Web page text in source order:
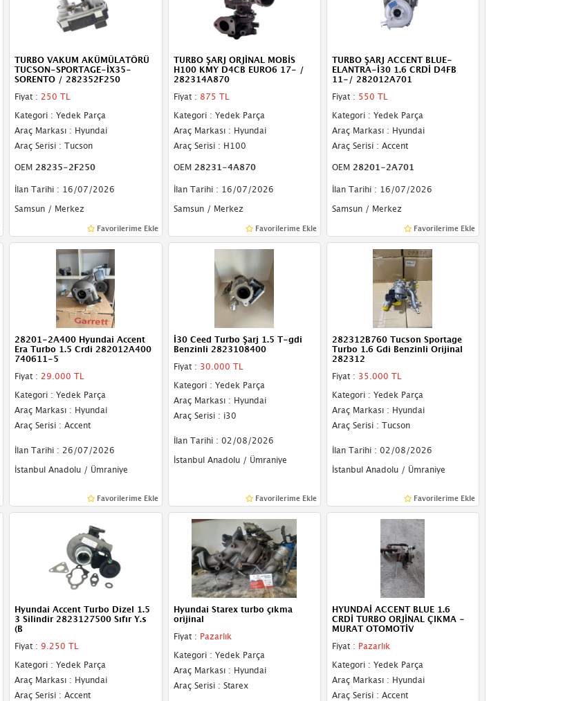
TURBO VAKUM AKÜMÜLATÖRÜ
TUCSON-SPORTAGE-İX35-
SORENTO / 282352F250
Fiyat : 250 TL
Kategori : Yedek Parça
Araç Markası : Hyundai
Araç Serisi : Tucson
OEM 28235-2F250
İlan Tarihi : 16/07/2026
Samsun / Merkez
Favorilerime Ekle
TURBO ŞARJ ORJİNAL MOBİS
H100 KMY D4CB EURO6 17- /
282314A870
Fiyat : 875 TL
Kategori : Yedek Parça
Araç Markası : Hyundai
Araç Serisi : H100
OEM 28231-4A870
İlan Tarihi : 16/07/2026
Samsun / Merkez
Favorilerime Ekle
TURBO ŞARJ ACCENT BLUE-
ELANTRA-İ30 1.6 CRDİ D4FB
11-/ 282012A701
Fiyat : 550 TL
Kategori : Yedek Parça
Araç Markası : Hyundai
Araç Serisi : Accent
OEM 28201-2A701
İlan Tarihi : 16/07/2026
Samsun / Merkez
Favorilerime Ekle
28201-2A400 Hyundai Accent
Era Turbo 1.5 Crdi 282012A400
740611-5
Fiyat : 29.000 TL
Kategori : Yedek Parça
Araç Markası : Hyundai
Araç Serisi : Accent
İlan Tarihi : 26/07/2026
İstanbul Anadolu / Ümraniye
Favorilerime Ekle
İ30 Ceed Turbo Şarj 1.5 T-gdi
Benzinli 2823108400
Fiyat : 30.000 TL
Kategori : Yedek Parça
Araç Markası : Hyundai
Araç Serisi : i30
İlan Tarihi : 02/08/2026
İstanbul Anadolu / Ümraniye
Favorilerime Ekle
282312B760 Tucson Sportage
Turbo 1.6 Gdi Benzinli Orijinal
282312
Fiyat : 35.000 TL
Kategori : Yedek Parça
Araç Markası : Hyundai
Araç Serisi : Tucson
İlan Tarihi : 02/08/2026
İstanbul Anadolu / Ümraniye
Favorilerime Ekle
Hyundai Accent Turbo Dizel 1.5
3 Silindir 2823127500 Sıfır Y.s
(B
Fiyat : 9.250 TL
Kategori : Yedek Parça
Araç Markası : Hyundai
Araç Serisi : Accent
Hyundai Starex turbo çıkma
orijinal
Fiyat : Pazarlık
Kategori : Yedek Parça
Araç Markası : Hyundai
Araç Serisi : Starex
HYUNDAİ ACCENT BLUE 1.6
CRDİ TURBO ORJİNAL ÇIKMA -
MURAT OTOMOTİV
Fiyat : Pazarlık
Kategori : Yedek Parça
Araç Markası : Hyundai
Araç Serisi : Accent